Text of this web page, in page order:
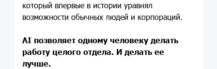
который впервые в истории уравнял
возможности обычных людей и корпораций.
AI позволяет одному человеку делать
работу целого отдела. И делать ее
лучше.